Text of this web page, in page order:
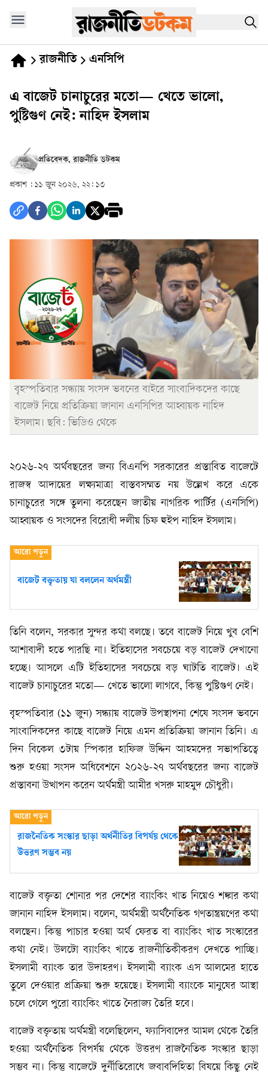
রাজনীতি এনসিপি
এ বাজেট চানাচুরের মতো— খেতে ভালো,
পুষ্টিগুণ নেই: নাহিদ ইসলাম
প্রতিবেদক, রাজনীতি ডটকম
প্রকাশ : ১১ জুন ২০২৬, ২২: ১৩
বৃহস্পতিবার সন্ধ্যায় সংসদ ভবনের বাইরে সাংবাদিকদের কাছে
বাজেট নিয়ে প্রতিক্রিয়া জানান এনসিপির আহ্বায়ক নাহিদ
ইসলাম। ছবি: ভিডিও থেকে
২০২৬-২৭ অর্থবছরের জন্য বিএনপি সরকারের প্রস্তাবিত বাজেটে
রাজস্ব আদায়ের লক্ষ্যমাত্রা বাস্তবসম্মত নয় উল্লেখ করে একে
চানাচুরের সঙ্গে তুলনা করেছেন জাতীয় নাগরিক পার্টির (এনসিপি)
আহ্বায়ক ও সংসদের বিরোধী দলীয় চিফ হুইপ নাহিদ ইসলাম।
বাজেট বক্তৃতায় যা বললেন অর্থমন্ত্রী
তিনি বলেন, সরকার সুন্দর কথা বলছে। তবে বাজেট নিয়ে খুব বেশি
আশাবাদী হতে পারছি না। ইতিহাসের সবচেয়ে বড় বাজেট দেখানো
হচ্ছে। আসলে এটি ইতিহাসের সবচেয়ে বড় ঘাটতি বাজেট। এই
বাজেট চানাচুরের মতো— খেতে ভালো লাগবে, কিন্তু পুষ্টিগুণ নেই।
বৃহস্পতিবার (১১ জুন) সন্ধ্যায় বাজেট উপস্থাপনা শেষে সংসদ ভবনে
সাংবাদিকদের কাছে বাজেট নিয়ে এমন প্রতিক্রিয়া জানান তিনি। এ
দিন বিকেল ৩টায় স্পিকার হাফিজ উদ্দিন আহমদের সভাপতিত্বে
শুরু হওয়া সংসদ অধিবেশনে ২০২৬-২৭ অর্থবছরের জন্য বাজেট
প্রস্তাবনা উত্থাপন করেন অর্থমন্ত্রী আমীর খসরু মাহমুদ চৌধুরী।
রাজনৈতিক সংস্কার ছাড়া অর্থনীতির বিপর্যয় থেকে
উত্তরণ সম্ভব নয়
বাজেট বক্তৃতা শোনার পর দেশের ব্যাংকিং খাত নিয়েও শঙ্কার কথা
জানান নাহিদ ইসলাম। বলেন, অর্থমন্ত্রী অর্থনৈতিক গণতান্ত্রয়ণের কথা
বলছেন। কিন্তু পাচার হওয়া অর্থ ফেরত বা ব্যাংকিং খাত সংস্কারের
কথা নেই। উলটো ব্যাংকিং খাতে রাজনীতিকীকরণ দেখতে পাচ্ছি।
ইসলামী ব্যাংক তার উদাহরণ। ইসলামী ব্যাংক এস আলমের হাতে
তুলে দেওয়ার প্রক্রিয়া শুরু হয়েছে। ইসলামী ব্যাংকে মানুষের আস্থা
চলে গেলে পুরো ব্যাংকিং খাতে নৈরাজ্য তৈরি হবে।
বাজেট বক্তৃতায় অর্থমন্ত্রী বলেছিলেন, ফ্যাসিবাদের আমল থেকে তৈরি
হওয়া অর্থনৈতিক বিপর্যয় থেকে উত্তরণ রাজনৈতিক সংস্কার ছাড়া
সম্ভব না। কিন্তু বাজেটে দুর্নীতিরোধে জবাবদিহিতা বিষয়ে কিছু নেই